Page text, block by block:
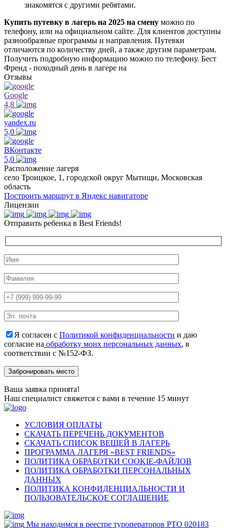
знакомятся с другими ребятами.
Купить путевку в лагерь на 2025 на смену можно по
телефону, или на официальном сайте. Для клиентов доступны
разнообразные программы и направления. Путевки
отличаются по количеству дней, а также другим параметрам.
Получить подробную информацию можно по телефону. Бест
Френд - походный день в лагере на
Отзывы
Google
4,8
yandex.ru
5,0
ВКонтакте
5,0
Расположение лагеря
село Троицкое, 1, городской округ Мытищи, Московская
область
Построить маршрут в Яндекс навигаторе
Лицензии
Отправить ребенка в Best Friends!
Я согласен с Политикой конфиденциальности и даю
согласие на обработку моих персональных данных, в
соответствии с №152-ФЗ.
Ваша заявка принята!
Наш специалист свяжется с вами в течение 15 минут
УСЛОВИЯ ОПЛАТЫ
СКАЧАТЬ ПЕРЕЧЕНЬ ДОКУМЕНТОВ
СКАЧАТЬ СПИСОК ВЕЩЕЙ В ЛАГЕРЬ
ПРОГРАММА ЛАГЕРЯ «BEST FRIENDS»
ПОЛИТИКА ОБРАБОТКИ COOKIE-ФАЙЛОВ
ПОЛИТИКА ОБРАБОТКИ ПЕРСОНАЛЬНЫХ
ДАННЫХ
ПОЛИТИКА КОНФИДЕНЦИАЛЬНОСТИ И
ПОЛЬЗОВАТЕЛЬСКОЕ СОГЛАШЕНИЕ
Мы находимся в реестре туроператоров РТО 020183